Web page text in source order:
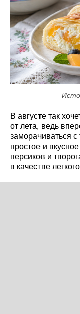
В августе так
от лета, ведь
заморачиваться
простое и
персиков и
в качестве